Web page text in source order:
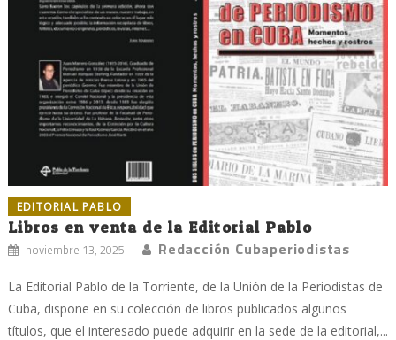
EDITORIAL PABLO
Libros en venta de la Editorial Pablo
noviembre 13, 2025 Redacción Cubaperiodistas
La Editorial Pablo de la Torriente, de la Unión de la Periodistas de
Cuba, dispone en su colección de libros publicados algunos
títulos, que el interesado puede adquirir en la sede de la editorial,...